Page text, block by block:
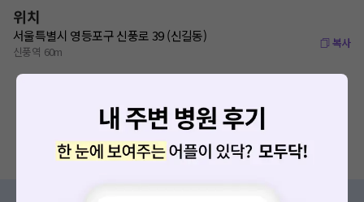
위치
서울특별시 영등포구 신풍로 39 (신길동)
신풍역 60m
복사